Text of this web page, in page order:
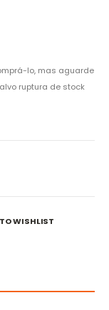
lo, mas aguarde
ruptura de stock
WISHLIST